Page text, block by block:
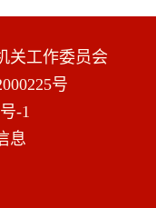
关工作委员会
号
-1
息